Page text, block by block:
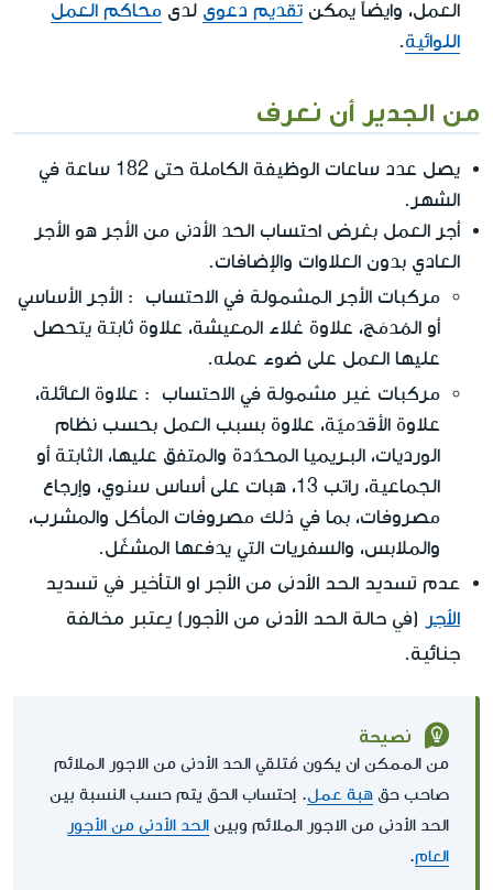
العمل، وايضاً يمكن تقديم دعوى لدى محاكم العمل
اللوائية.
من الجدير أن نعرف
يصل عدد ساعات الوظيفة الكاملة حتى 182 ساعة في
الشهر.
أجر العمل بغرض احتساب الحد الأدنى من الأجر هو الأجر
العادي بدون العلاوات والإضافات.
مركبات الأجر المشمولة في الاحتساب : الأجر الأساسي
أو المُدمَج، علاوة غلاء المعيشة، علاوة ثابتة يتحصل
عليها العمل على ضوء عمله.
مركبات غير مشمولة في الاحتساب : علاوة العائلة،
علاوة الأقدميّة، علاوة بسبب العمل بحسب نظام
الورديات، البـريميا المحدّدة والمتفق عليها، الثابتة أو
الجماعية، راتب 13، هبات على أساس سنوي، وإرجاع
مصروفات، بما في ذلك مصروفات المأكل والمشرب،
والملابس، والسفريات التي يدفعها المشغّل.
عدم تسديد الحد الأدنى من الأجر او التأخير في تسديد
الأجر
(في حالة الحد الأدنى من الأجور) يعتبر مخالفة
جنائية.
نصيحة
من الممكن ان يكون مُتلقي الحد الأدنى من الاجور الملائم
صاحب حق هبة عمل. إحتساب الحق يتم حسب النسبة بين
الحد الأدنى من الاجور الملائم وبين الحد الأدنى من الأجور
العام.